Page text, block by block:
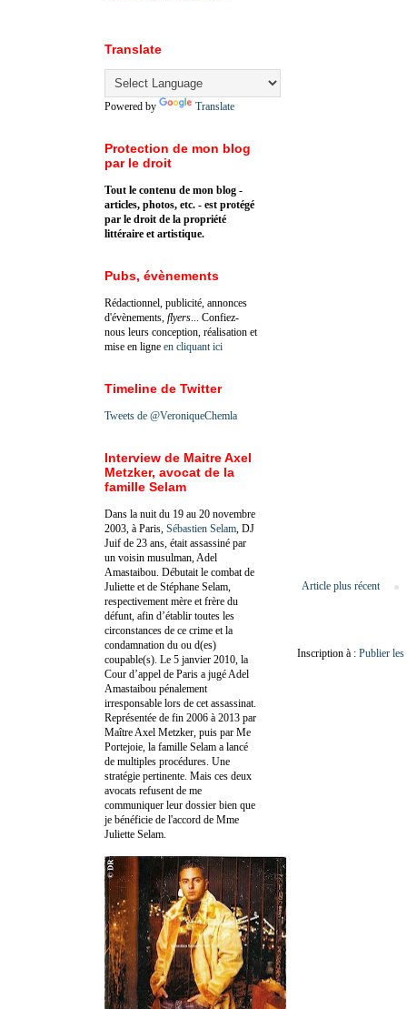
Article plus récent
Inscription à : Publier
Translate
Powered by Translate
Protection de mon blog
par le droit
Tout le contenu de mon blog -
articles, photos, etc. - est protégé
par le droit de la propriété
littéraire et artistique.
Pubs, évènements
Rédactionnel, publicité, annonces
d'évènements, flyers ... Confiez-
nous leurs conception, réalisation et
mise en ligne en cliquant ici
Timeline de Twitter
Tweets de @VeroniqueChemla
Interview de Maitre Axel
Metzker, avocat de la
famille Selam
Dans la nuit du 19 au 20 novembre
2003, à Paris, Sébastien Selam , DJ
Juif de 23 ans, était assassiné par
un voisin musulman, Adel
Amastaibou. Débutait le combat de
Juliette et de Stéphane Selam,
respectivement mère et frère du
défunt, afin d’établir toutes les
circonstances de ce crime et la
condamnation du ou d(es)
coupable(s). Le 5 janvier 2010, la
Cour d’appel de Paris a jugé Adel
Amastaibou pénalement
irresponsable lors de cet assassinat.
Représentée de fin 2006 à 2013 par
Maître Axel Metzker, puis par Me
Portejoie, la famille Selam a lancé
de multiples procédures. Une
stratégie pertinente. Mais ces deux
avocats refusent de me
communiquer leur dossier bien que
je bénéficie de l'accord de Mme
Juliette Selam.